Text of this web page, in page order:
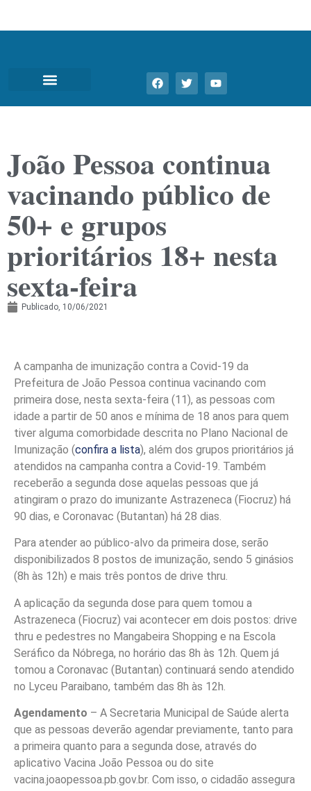
João Pessoa continua
vacinando público de
50+ e grupos
prioritários 18+ nesta
sexta-feira
Publicado, 10/06/2021
A campanha de imunização contra a Covid-19 da
Prefeitura de João Pessoa continua vacinando com
primeira dose, nesta sexta-feira (11), as pessoas com
idade a partir de 50 anos e mínima de 18 anos para quem
tiver alguma comorbidade descrita no Plano Nacional de
Imunização (confira a lista), além dos grupos prioritários já
atendidos na campanha contra a Covid-19. Também
receberão a segunda dose aquelas pessoas que já
atingiram o prazo do imunizante Astrazeneca (Fiocruz) há
90 dias, e Coronavac (Butantan) há 28 dias.
Para atender ao público-alvo da primeira dose, serão
disponibilizados 8 postos de imunização, sendo 5 ginásios
(8h às 12h) e mais três pontos de drive thru.
A aplicação da segunda dose para quem tomou a
Astrazeneca (Fiocruz) vai acontecer em dois postos: drive
thru e pedestres no Mangabeira Shopping e na Escola
Seráfico da Nóbrega, no horário das 8h às 12h. Quem já
tomou a Coronavac (Butantan) continuará sendo atendido
no Lyceu Paraibano, também das 8h às 12h.
Agendamento – A Secretaria Municipal de Saúde alerta
que as pessoas deverão agendar previamente, tanto para
a primeira quanto para a segunda dose, através do
aplicativo Vacina João Pessoa ou do site
vacina.joaopessoa.pb.gov.br. Com isso, o cidadão assegura